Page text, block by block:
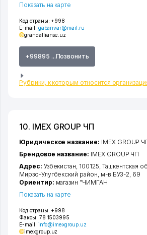
Код страны: +998
E-mail: gabanvar@mail.ru
grandallianse.uz
+99895 ...Позвонить
Рубрики, к которым относится
Показать на карте
10. IMEX GROUP ЧП
Код страны: +998
Факсы: 78 1503995
E-mail: info@imexgroup.uz
imexgroup.uz
Юридическое название: IMEX GROUP
Брендовое название: IMEX GROUP ЧП
Адрес: Узбекистан, 100125, Ташкентская
Мирзо-Улугбекский район м-в БУЗ-2 , 69
Ориентир: магазин "ЧИМГАН
Показать на карте